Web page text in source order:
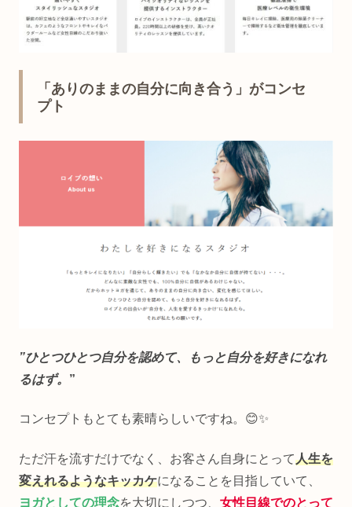
「ありのままの自分に向き合う」がコンセ
プト
”ひとつひとつ自分を認めて、もっと自分を好きになれ
るはず。 ”
コンセプトもとても素晴らしいですね。😊✨
ただ汗を流すだけでなく、お客さん自身にとって人生を
変えれるようなキッカケになることを目指していて、
ヨガとしての理念を大切にしつつ、 女性目線でのとって